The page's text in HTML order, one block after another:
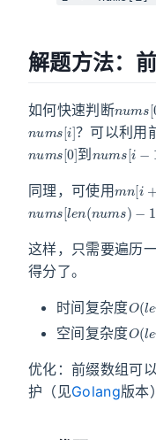
解题方法：
如何快速判断
num s[i]
？可以利用
nums[0]
到
nums[i−1
同理，可使用
nums len(nums)− 1
这样，只需要遍历
得分了。
时间复杂度
空间复杂度
O (le
优化：前缀数组可
护（见Golang版本